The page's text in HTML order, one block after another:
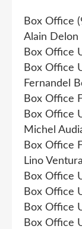
Box Office
Alain Delon
Box Office
Box Office
Fernandel
Box Office
Box Office
Michel
Box Office
Lino
Box Office
Box Office
Box Office
Box Office